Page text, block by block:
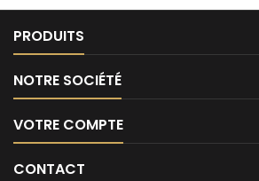
PRODUITS
NOTRE SOCIÉTÉ
VOTRE COMPTE
CONTACT